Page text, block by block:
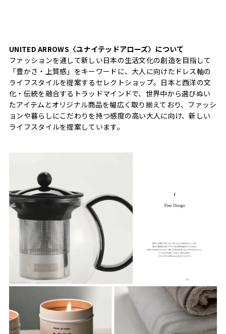
UNITED ARROWS〈ユナイテッドアローズ〉について
ファッションを通して新しい日本の生活文化の創造を目指して
「豊かさ・上質感」をキーワードに、大人に向けたドレス軸の
ライフスタイルを提案するセレクトショップ。日本と西洋の文
化・伝統を融合するトラッドマインドで、世界中から選びぬい
たアイテムとオリジナル商品を幅広く取り揃えており、ファッシ
ョンや暮らしにこだわりを持つ感度の高い大人に向け、新しい
ライフスタイルを提案しています。